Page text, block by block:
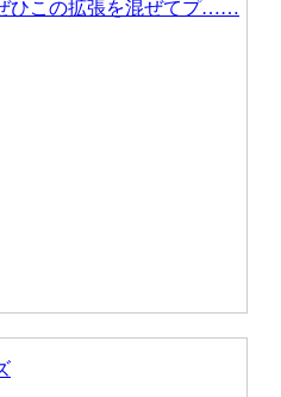
ひこの拡張を混ぜてプ……